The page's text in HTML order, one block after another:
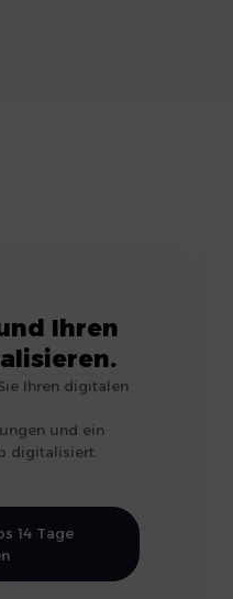
Ihren
Ihren digitalen
und ein
digitalisiert.
14 Tage